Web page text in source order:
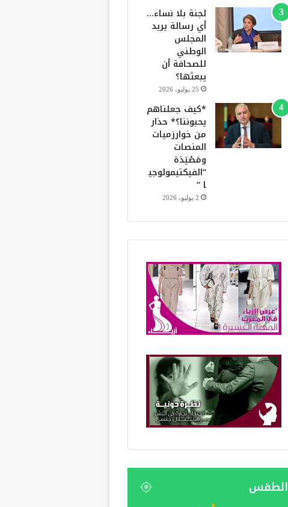
لجنة بلا نساء…
أي رسالة يريد
المجلس
الوطني
للصحافة أن
يبعثها؟
25 يوليو، 2026
*كيف جعلناهم
يحبوننا؟* حذار
من خوارزميات
المنصات
ومَصْيَدَة
“الفيكتيمولوجي
ا “
2 يوليو، 2026
الطقس